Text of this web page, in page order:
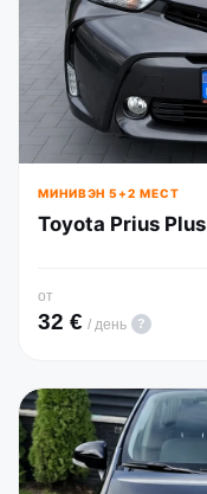
МИНИВЭН 5+2 МЕСТ
Toyota Prius Plus
от
32 € / день ?